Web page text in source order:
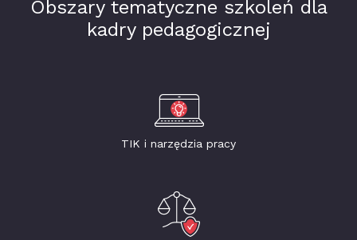
Obszary tematyczne szkoleń dla
kadry pedagogicznej
TIK i narzędzia pracy